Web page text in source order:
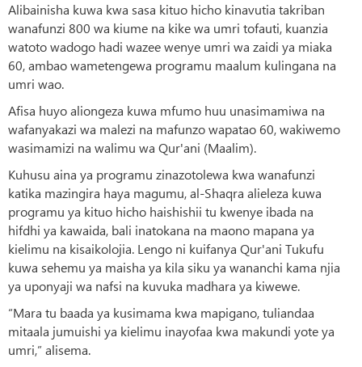
Alibainisha kuwa kwa sasa kituo hicho kinavutia takriban
wanafunzi 800 wa kiume na kike wa umri tofauti, kuanzia
watoto wadogo hadi wazee wenye umri wa zaidi ya miaka
60, ambao wametengewa programu maalum kulingana na
umri wao.
Afisa huyo aliongeza kuwa mfumo huu unasimamiwa na
wafanyakazi wa malezi na mafunzo wapatao 60, wakiwemo
wasimamizi na walimu wa Qur'ani (Maalim).
Kuhusu aina ya programu zinazotolewa kwa wanafunzi
katika mazingira haya magumu, al-Shaqra alieleza kuwa
programu ya kituo hicho haishishii tu kwenye ibada na
hifdhi ya kawaida, bali inatokana na maono mapana ya
kielimu na kisaikolojia. Lengo ni kuifanya Qur'ani Tukufu
kuwa sehemu ya maisha ya kila siku ya wananchi kama njia
ya uponyaji wa nafsi na kuvuka madhara ya kiwewe.
“Mara tu baada ya kusimama kwa mapigano, tuliandaa
mitaala jumuishi ya kielimu inayofaa kwa makundi yote ya
umri,” alisema.